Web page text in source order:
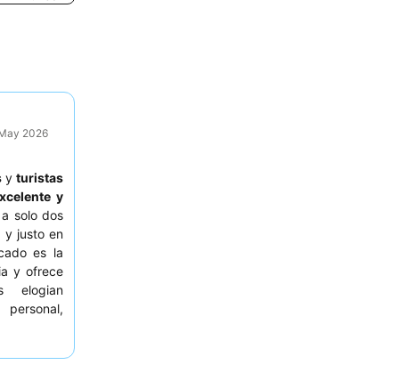
2026
y turistas
y
solo dos
y justo en
es la
y ofrece
elogian
los